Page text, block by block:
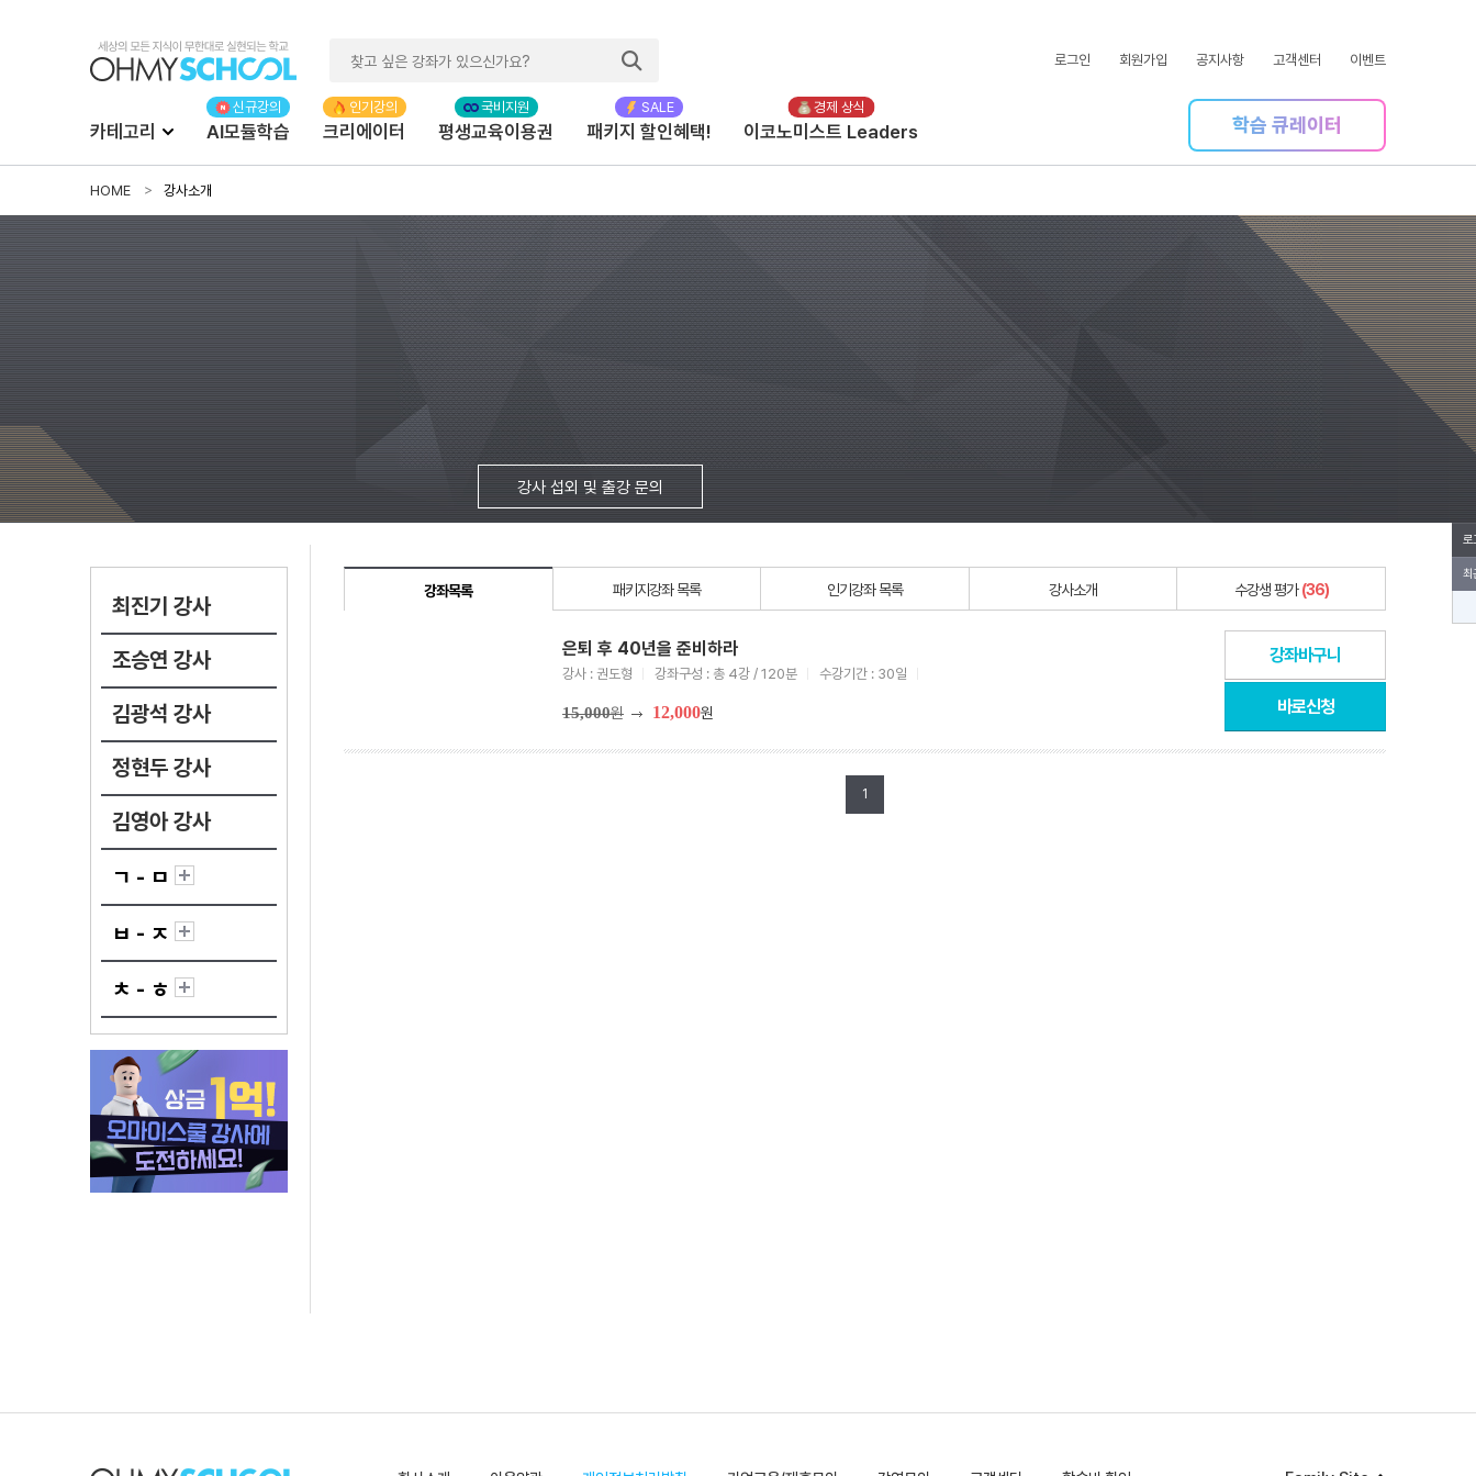
로그인 회원가입 공지사항 고객센터 이벤트
카테고리 AI모듈학습 크리에이터 평생교육이용권 패키지 할인혜택! 이코노미스트 Leaders 학습 큐레이터
HOME 강사소개
강사 섭외 및 출강 문의
최진기 강사
조승연 강사
김광석 강사
정현두 강사
김영아 강사
ㄱ - ㅁ
ㅂ - ㅈ
ㅊ - ㅎ
강좌목록 패키지강좌 목록 인기강좌 목록 강사소개 수강생 평가(36)
은퇴 후 40년을 준비하라
강사 : 권도형 강좌구성 : 총 4강 / 120분 수강기간 : 30일
15,000원 12,000원
강좌바구니
바로신청
1
로
최